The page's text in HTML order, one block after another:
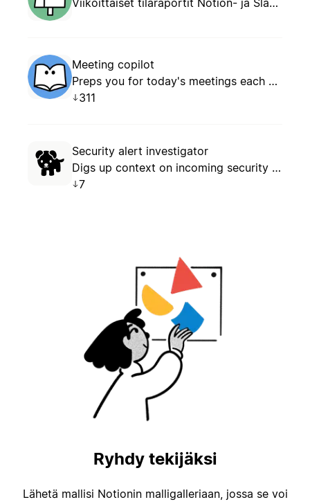
Viikoittaiset tilaraportit Notion- ja Slack-päivityksistä
Meeting copilot
Preps you for today's meetings each morning and captures follow-up tasks from yesterday automatically.
311
🐕 Security alert investigator
Digs up context on incoming security alerts so your team can jump into response.
7
Ryhdy tekijäksi
Lähetä mallisi Notionin malligalleriaan, jossa se voi